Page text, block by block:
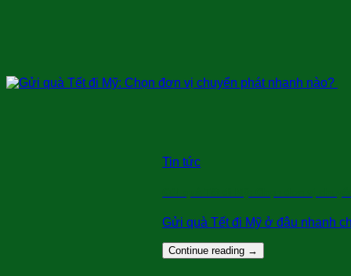
Tin tức
Gửi quà Tết đi Mỹ ở đâu nhanh
Continue reading →